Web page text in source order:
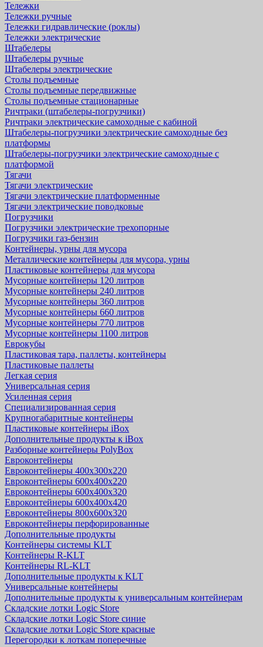
Тележки
Тележки ручные
Тележки гидравлические (роклы)
Тележки электрические
Штабелеры
Штабелеры ручные
Штабелеры электрические
Столы подъемные
Столы подъемные передвижные
Столы подъемные стационарные
Ричтраки (штабелеры-погрузчики)
Ричтраки электрические самоходные с кабиной
Штабелеры-погрузчики электрические самоходные без
платформы
Штабелеры-погрузчики электрические самоходные с
платформой
Тягачи
Тягачи электрические
Тягачи электрические платформенные
Тягачи электрические поводковые
Погрузчики
Погрузчики электрические трехопорные
Погрузчики газ-бензин
Контейнеры, урны для мусора
Металлические контейнеры для мусора, урны
Пластиковые контейнеры для мусора
Мусорные контейнеры 120 литров
Мусорные контейнеры 240 литров
Мусорные контейнеры 360 литров
Мусорные контейнеры 660 литров
Мусорные контейнеры 770 литров
Мусорные контейнеры 1100 литров
Еврокубы
Пластиковая тара, паллеты, контейнеры
Пластиковые паллеты
Легкая серия
Универсальная серия
Усиленная серия
Специализированная серия
Крупногабаритные контейнеры
Пластиковые контейнеры iBox
Дополнительные продукты к iBox
Разборные контейнеры PolyBox
Евроконтейнеры
Евроконтейнеры 400х300х220
Евроконтейнеры 600х400х220
Евроконтейнеры 600х400х320
Евроконтейнеры 600х400х420
Евроконтейнеры 800х600х320
Евроконтейнеры перфорированные
Дополнительные продукты
Контейнеры системы KLT
Контейнеры R-KLT
Контейнеры RL-KLT
Дополнительные продукты к KLT
Универсальные контейнеры
Дополнительные продукты к универсальным контейнерам
Складские лотки Logic Store
Складские лотки Logic Store синие
Складские лотки Logic Store красные
Перегородки к лоткам поперечные